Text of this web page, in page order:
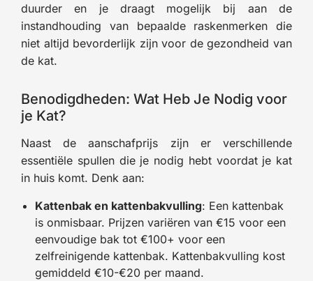
duurder en je draagt mogelijk bij aan de
instandhouding van bepaalde raskenmerken die
niet altijd bevorderlijk zijn voor de gezondheid van
de kat.
Benodigdheden: Wat Heb Je Nodig voor
je Kat?
Naast de aanschafprijs zijn er verschillende
essentiële spullen die je nodig hebt voordat je kat
in huis komt. Denk aan:
Kattenbak en kattenbakvulling: Een kattenbak
is onmisbaar. Prijzen variëren van €15 voor een
eenvoudige bak tot €100+ voor een
zelfreinigende kattenbak. Kattenbakvulling kost
gemiddeld €10-€20 per maand.